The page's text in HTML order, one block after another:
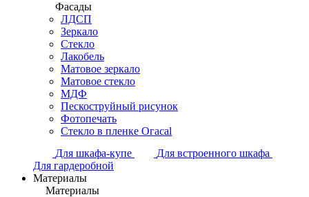
Фасады
ЛДСП
Зеркало
Стекло
Лакобель
Матовое зеркало
Матовое стекло
МДФ
Пескоструйный рисунок
Фотопечать
Стекло в пленке Огасаl
Для шкафа-купе
Для встроенного шкафа
Для гардеробной
Материалы
Материалы